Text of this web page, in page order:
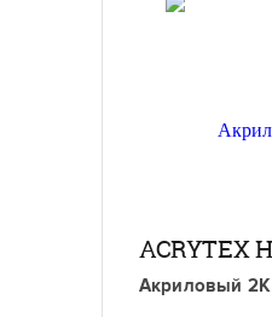
ACRYTEX
Акриловый 2К